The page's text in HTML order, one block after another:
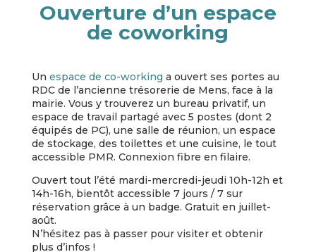
Ouverture d’un espace
de coworking
Un espace de co-working a ouvert ses portes au
RDC de l’ancienne trésorerie de Mens, face à la
mairie. Vous y trouverez un bureau privatif, un
espace de travail partagé avec 5 postes (dont 2
équipés de PC), une salle de réunion, un espace
de stockage, des toilettes et une cuisine, le tout
accessible PMR. Connexion fibre en filaire.
Ouvert tout l’été mardi-mercredi-jeudi 10h-12h et
14h-16h, bientôt accessible 7 jours / 7 sur
réservation grâce à un badge. Gratuit en juillet-
août.
N’hésitez pas à passer pour visiter et obtenir
plus d’infos !